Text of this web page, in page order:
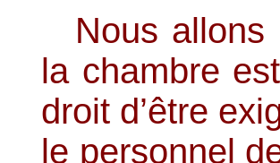
Nous
la chambre
droit d’être
le personnel